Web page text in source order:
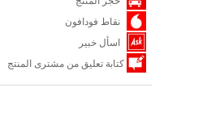
نقاط فودافون
اسأل خبير
كتابة تعليق من مشترى المنتج